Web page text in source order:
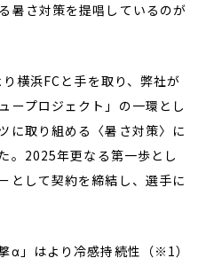
暑さ対策を提唱しているのが
横浜FCと手を取り、弊社が
ープロジェクト」の一環とし
に取り組める〈暑さ対策〉に
。2025年更なる第一歩とし
として契約を締結し、選手に
α」はより冷感持続性（※1）